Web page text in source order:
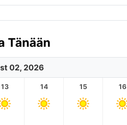
Tänään
02, 2026
13 14 15 16